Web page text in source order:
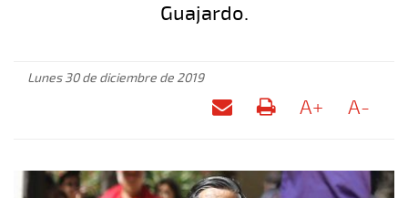
Guajardo.
Lunes 30 de diciembre de 2019
A+ A-